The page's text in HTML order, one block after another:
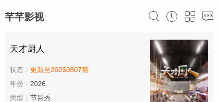
芊芊影视
天才厨人
状态： 更新至20260807期
年份： 2026
类型： 节目秀